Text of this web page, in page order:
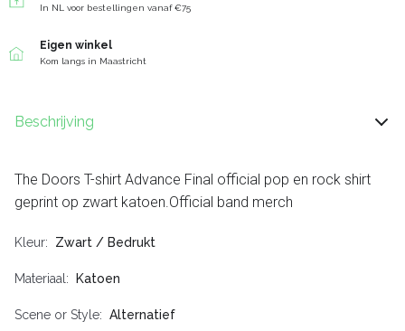
In NL voor bestellingen vanaf €75
Eigen winkel
Kom langs in Maastricht
Beschrijving
The Doors T-shirt Advance Final official pop en rock shirt
geprint op zwart katoen.Official band merch
Kleur Zwart / Bedrukt
Materiaal Katoen
Scene or Style Alternatief